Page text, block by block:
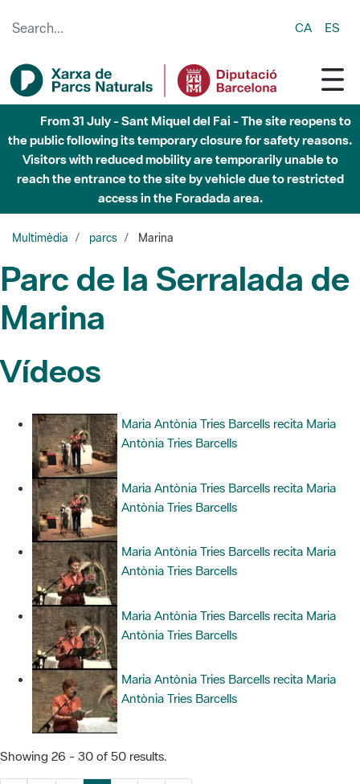
CA ES
From 31 July - Sant Miquel del Fai - The site reopens to
the public following its temporary closure for safety reasons.
Visitors with reduced mobility are temporarily unable to
reach the entrance to the site by vehicle due to restricted
access in the Foradada area.
Multimèdia parcs Marina
Parc de la Serralada de
Marina
Vídeos
Maria Antònia Tries Barcells recita Maria
Antònia Tries Barcells
Maria Antònia Tries Barcells recita Maria
Antònia Tries Barcells
Maria Antònia Tries Barcells recita Maria
Antònia Tries Barcells
Maria Antònia Tries Barcells recita Maria
Antònia Tries Barcells
Maria Antònia Tries Barcells recita Maria
Antònia Tries Barcells
Showing 26 - 30 of 50 results.